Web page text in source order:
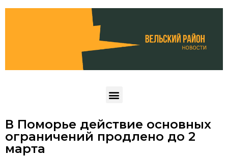
В Поморье действие основных
ограничений продлено до 2
марта